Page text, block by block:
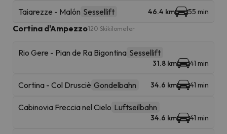
Taiarezze - Malón Sessellift 46.4 km 55 min
Cortina d'Ampezzo120 Skikilometer
Rio Gere - Pian de Ra Bigontina Sessellift
31.8 km 41 min
Cortina - Col Drusciè Gondelbahn 34.6 km 41 min
Cabinovia Freccia nel Cielo Luftseilbahn
34.6 km 41 min